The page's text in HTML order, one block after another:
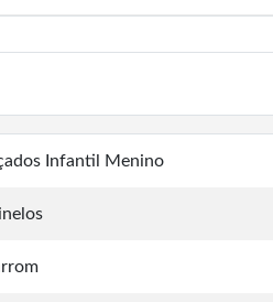
Infantil Menino